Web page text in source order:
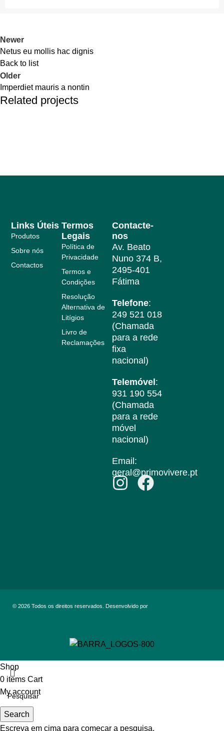
Newer
Netus eu mollis hac dignis
Back to list
Older
Imperdiet mauris a nontin
Related projects
Contacte-
nos
Av. Beato
Nuno 374 B,
2495-401
Fátima
Telefone:
249 521 018
(Chamada
para a rede
fixa
nacional)
Telemóvel:
931 190 554
(Chamada
para a rede
móvel
nacional)
Email:
geral@primovivere.pt
Termos
Legais
Política de
Privacidade
Termos e
Condições
Resolução
Alternativa de
Litígios
Livro de
Reclamações
Links Úteis
Produtos
Sobre nós
Contactos
© 2026 Todos os direitos reservados. Desenvolvido por
Search
Escreva em cima para começar a pesquisa.
Shop
0 items Cart
My account